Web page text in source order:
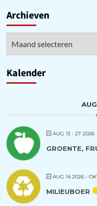
Archieven
Kalender
AUG 13 - 27 2026
GROENTE,
AUG 14 2026-
MILIEUBOER